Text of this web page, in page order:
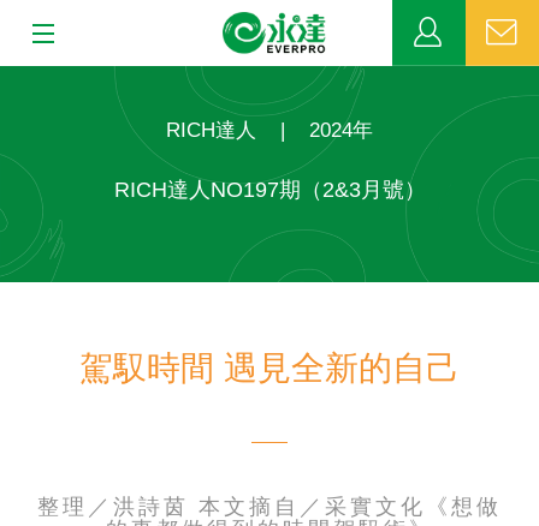
MDRT
公益活動
網站連結
RICH達人 | 2024年
RICH達人NO197期（2&3月號）
駕馭時間 遇見全新的自己
整理／洪詩茵 本文摘自／采實文化《想做